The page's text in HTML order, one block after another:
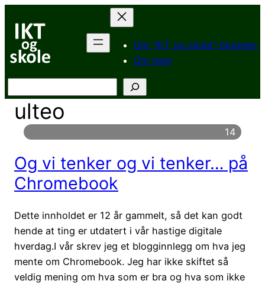
innhold
Om “IKT og skole”-bloggen
Om meg
ulteo
14
Og vi tenker og vi tenker… på
Chromebook
Dette innholdet er 12 år gammelt, så det kan godt
hende at ting er utdatert i vår hastige digitale
hverdag.I vår skrev jeg et blogginnlegg om hva jeg
mente om Chromebook. Jeg har ikke skiftet så
veldig mening om hva som er bra og hva som ikke